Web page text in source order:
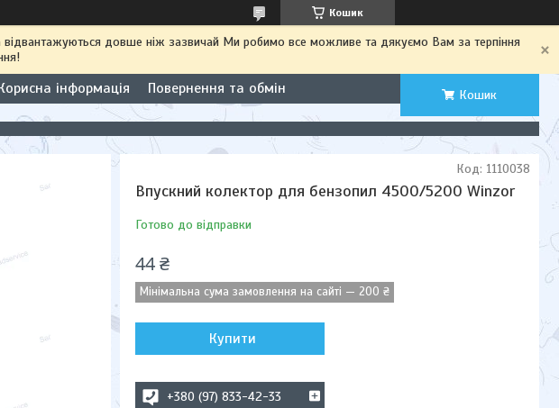
Кошик
довше ніж зазвичай Ми робимо все можливе та дякуємо Вам за терпіння
інформація Повернення та обмін Кошик
Впускний колектор для бензопил 4500/5200 Winzor
Готово до відправки
Код: 1110038
44 ₴
Мінімальна сума замовлення на сайті — 200 ₴
Купити
+380 (97) 833-42-33